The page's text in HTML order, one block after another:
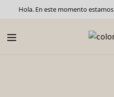
Hola. En este momento